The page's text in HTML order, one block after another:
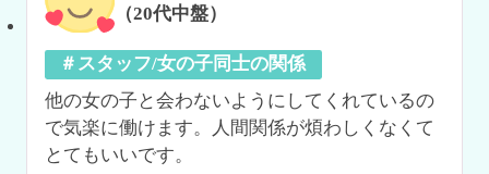
（20代中盤）
＃スタッフ/女の子同士の関係
他の女の子と会わないようにしてくれているの
で気楽に働けます。人間関係が煩わしくなくて
とてもいいです。